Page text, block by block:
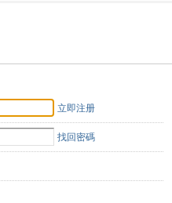
立即注册
找回密碼